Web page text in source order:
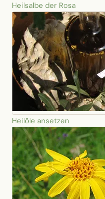
Heilsalbe der Rosa
Heilöle ansetzen